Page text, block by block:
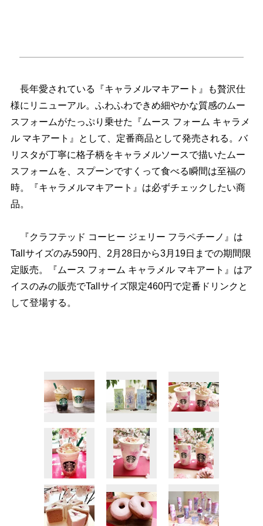
長年愛されている『キャラメルマキアート』も贅沢仕
様にリニューアル。ふわふわできめ細やかな質感のムー
スフォームがたっぷり乗せた『ムース フォーム キャラメ
ル マキアート』として、定番商品として発売される。バ
リスタが丁寧に格子柄をキャラメルソースで描いたムー
スフォームを、スプーンですくって食べる瞬間は至福の
時。『キャラメルマキアート』は必ずチェックしたい商
品。
『クラフテッド コーヒー ジェリー フラペチーノ』は
Tallサイズのみ590円、2月28日から3月19日までの期間限
定販売。『ムース フォーム キャラメル マキアート』はア
イスのみの販売でTallサイズ限定460円で定番ドリンクと
して登場する。